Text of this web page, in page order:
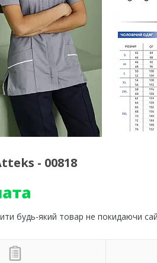
- 00818
будь-який товар не покидаючи